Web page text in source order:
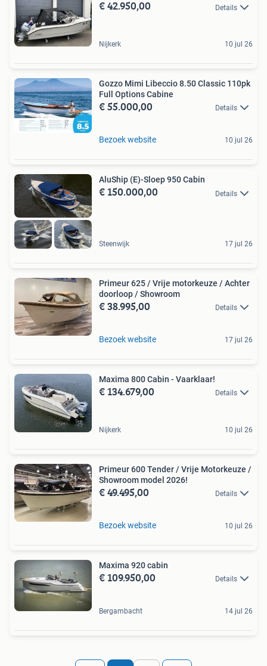
€ 42.950,00 Details
Nijkerk 10 jul 26
Gozzo Mimi Libeccio 8.50 Classic 110pk
Full Options Cabine
€ 55.000,00 Details
Bezoek website 10 jul 26
AluShip (E)-Sloep 950 Cabin
€ 150.000,00 Details
Steenwijk 17 jul 26
Primeur 625 / Vrije motorkeuze / Achter
doorloop / Showroom
€ 38.995,00 Details
Bezoek website 17 jul 26
Maxima 800 Cabin - Vaarklaar!
€ 134.679,00 Details
Nijkerk 10 jul 26
Primeur 600 Tender / Vrije Motorkeuze /
Showroom model 2026!
€ 49.495,00 Details
Bezoek website 10 jul 26
Maxima 920 cabin
€ 109.950,00 Details
Bergambacht 14 jul 26